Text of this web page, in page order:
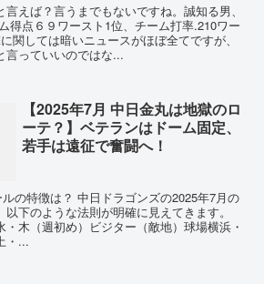
えば？言うまでもないですね。誠知る男、
得点６９ワースト1位、チーム打率.210ワー
関しては暗いニュースがほぼ全てですが、
言っていいのではな...
【2025年7月 中日金丸は地獄のロ
ーテ？】ベテランはドーム固定、
若手は遠征で奮闘へ！
の特徴は？ 中日ドラゴンズの2025年7月の
下のような法則が明確に見えてきます。
木（週初め）ビジター（敵地）球場横浜・
・...